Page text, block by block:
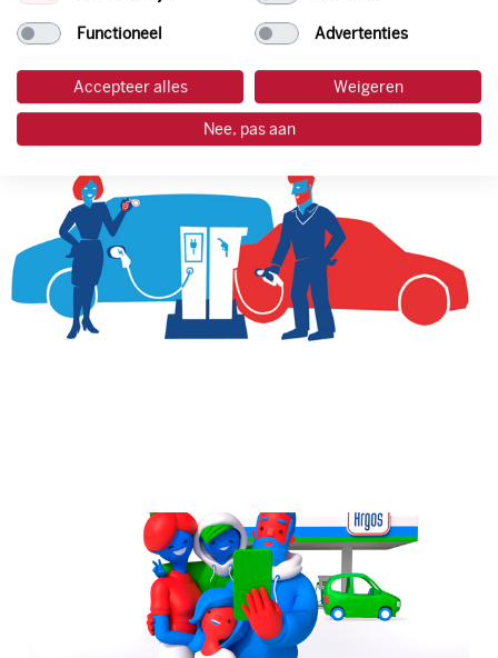
Functioneel Advertenties
Accepteer alles Weigeren
Nee, pas aan